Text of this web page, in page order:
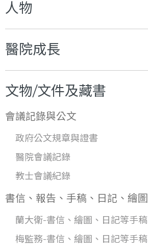
人物
醫院成長
文物/文件及藏書
會議記錄與公文
政府公文規章與證書
醫院會議記錄
教士會議紀錄
書信、報告、手稿、日記、繪圖
蘭大衛-書信、繪圖、日記等手稿
梅監務-書信、繪圖、日記等手稿